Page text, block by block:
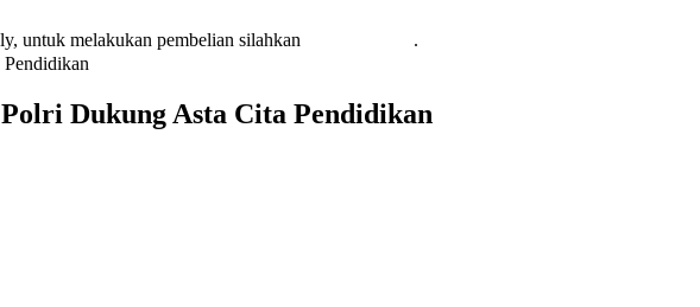
untuk melakukan pembelian silahkan
.
Dukung Asta Cita Pendidikan